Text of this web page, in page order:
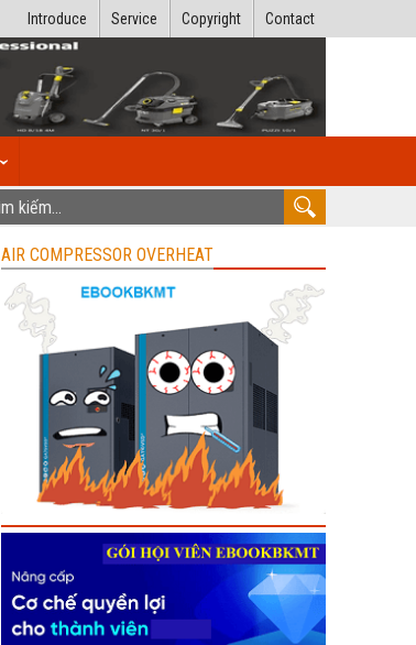
Contact
Copyright
Service
Introduce
AIR COMPRESSOR OVERHEAT